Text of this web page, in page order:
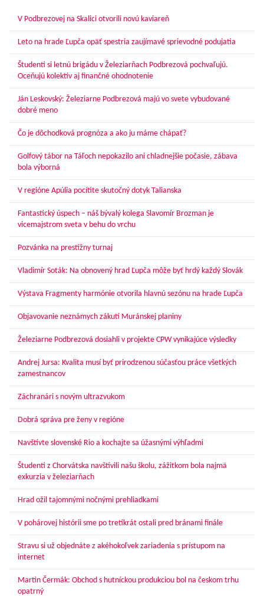
V Podbrezovej na Skalici otvorili novú kaviareň
Leto na hrade Ľupča opäť spestria zaujímavé sprievodné podujatia
Študenti si letnú brigádu v Železiarňach Podbrezová pochvaľujú.
Oceňujú kolektív aj finančné ohodnotenie
Ján Leskovský: Železiarne Podbrezová majú vo svete vybudované
dobré meno
Čo je dôchodková prognóza a ako ju máme chápať?
Golfový tábor na Táľoch nepokazilo ani chladnejšie počasie, zábava
bola výborná
V regióne Apúlia pocítite skutočný dotyk Talianska
Fantastický úspech – náš bývalý kolega Slavomír Brozman je
vicemajstrom sveta v behu do vrchu
Pozvánka na prestížny turnaj
Vladimír Soták: Na obnovený hrad Ľupča môže byť hrdý každý Slovák
Výstava Fragmenty harmónie otvorila hlavnú sezónu na hrade Ľupča
Objavovanie neznámych zákutí Muránskej planiny
Železiarne Podbrezová dosiahli v projekte CPW vynikajúce výsledky
Andrej Jursa: Kvalita musí byť prirodzenou súčasťou práce všetkých
zamestnancov
Záchranári s novým ultrazvukom
Dobrá správa pre ženy v regióne
Navštívte slovenské Rio a kochajte sa úžasnými výhľadmi
Študenti z Chorvátska navštívili našu školu, zážitkom bola najmä
exkurzia v železiarňach
Hrad ožil tajomnými nočnými prehliadkami
V pohárovej histórii sme po tretíkrát ostali pred bránami finále
Stravu si už objednáte z akéhokoľvek zariadenia s prístupom na
internet
Martin Čermák: Obchod s hutníckou produkciou bol na českom trhu
opatrný